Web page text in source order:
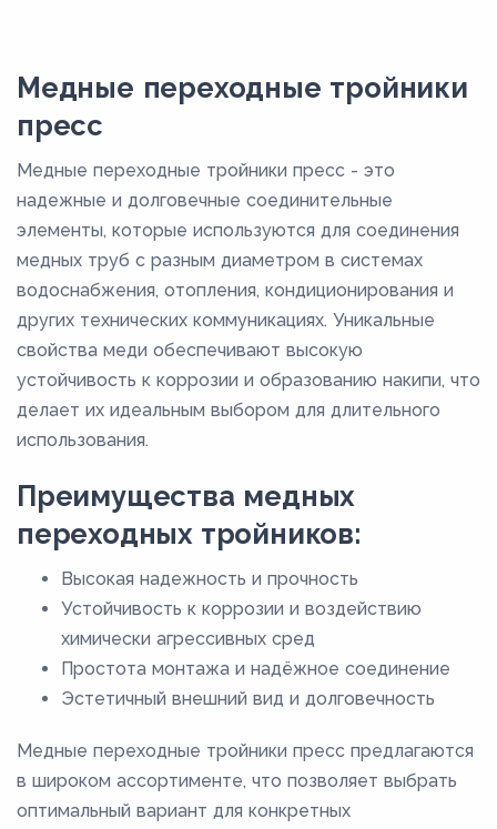
Медные переходные тройники
пресс
Медные переходные тройники пресс - это
надежные и долговечные соединительные
элементы, которые используются для соединения
медных труб с разным диаметром в системах
водоснабжения, отопления, кондиционирования и
других технических коммуникациях. Уникальные
свойства меди обеспечивают высокую
устойчивость к коррозии и образованию накипи, что
делает их идеальным выбором для длительного
использования.
Преимущества медных
переходных тройников:
Высокая надежность и прочность
Устойчивость к коррозии и воздействию
химически агрессивных сред
Простота монтажа и надёжное соединение
Эстетичный внешний вид и долговечность
Медные переходные тройники пресс предлагаются
в широком ассортименте, что позволяет выбрать
оптимальный вариант для конкретных